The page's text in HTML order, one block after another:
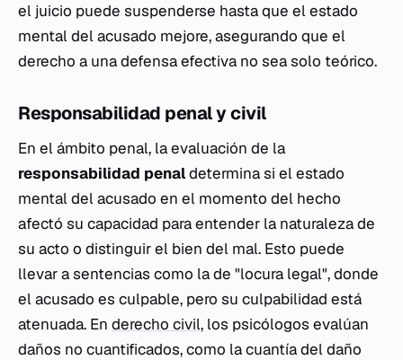
el juicio puede suspenderse hasta que el estado
mental del acusado mejore, asegurando que el
derecho a una defensa efectiva no sea solo teórico.
Responsabilidad penal y civil
En el ámbito penal, la evaluación de la
responsabilidad penaldetermina si el estado
mental del acusado en el momento del hecho
afectó su capacidad para entender la naturaleza de
su acto o distinguir el bien del mal. Esto puede
llevar a sentencias como la de "locura legal", donde
el acusado es culpable, pero su culpabilidad está
atenuada. En derecho civil, los psicólogos evalúan
daños no cuantificados, como lacuantía del daño